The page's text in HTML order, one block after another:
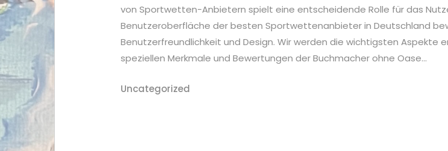
von Sportwetten-Anbietern spielt eine entscheidende Rolle für das
Benutzeroberfläche der besten Sportwettenanbieter in Deutschland
Benutzerfreundlichkeit und Design. Wir werden die wichtigsten
speziellen Merkmale und Bewertungen der Buchmacher ohne Oase...
Uncategorized